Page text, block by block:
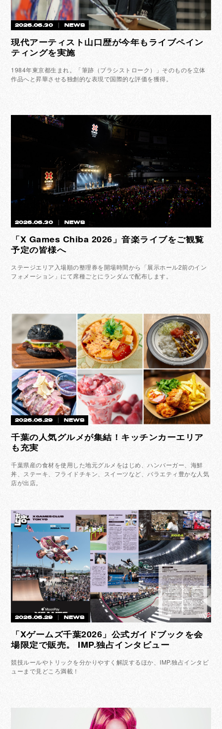
2026.06.30 NEWS
現代アーティスト山口歴が今年もライブペイン
ティングを実施
1984年東京都生まれ。「筆跡（ブラシストローク）」そのものを立体
作品へと昇華させる独創的な表現で国際的な評価を獲得。
2026.06.30 NEWS
「X Games Chiba 2026」音楽ライブをご観覧
予定の皆様へ
ステージエリア入場順の整理券を開場時間から「展示ホール2前のイン
フォメーション」にて席種ごとにランダムで配布します。
2026.06.29 NEWS
千葉の人気グルメが集結！キッチンカーエリア
も充実
千葉県産の食材を使用した地元グルメをはじめ、ハンバーガー、海鮮
丼、ステーキ、フライドチキン、スイーツなど、バラエティ豊かな人気
店が出店。
2026.06.29 NEWS
「Xゲームズ千葉2026」公式ガイドブックを会
場限定で販売。 IMP.独占インタビュー
競技ルールやトリックを分かりやすく解説するほか、IMP.独占インタビ
ューまで見どころ満載！